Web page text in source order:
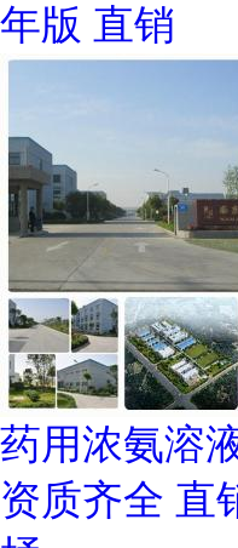
年版 直销
药用浓氨溶
资质齐全 直